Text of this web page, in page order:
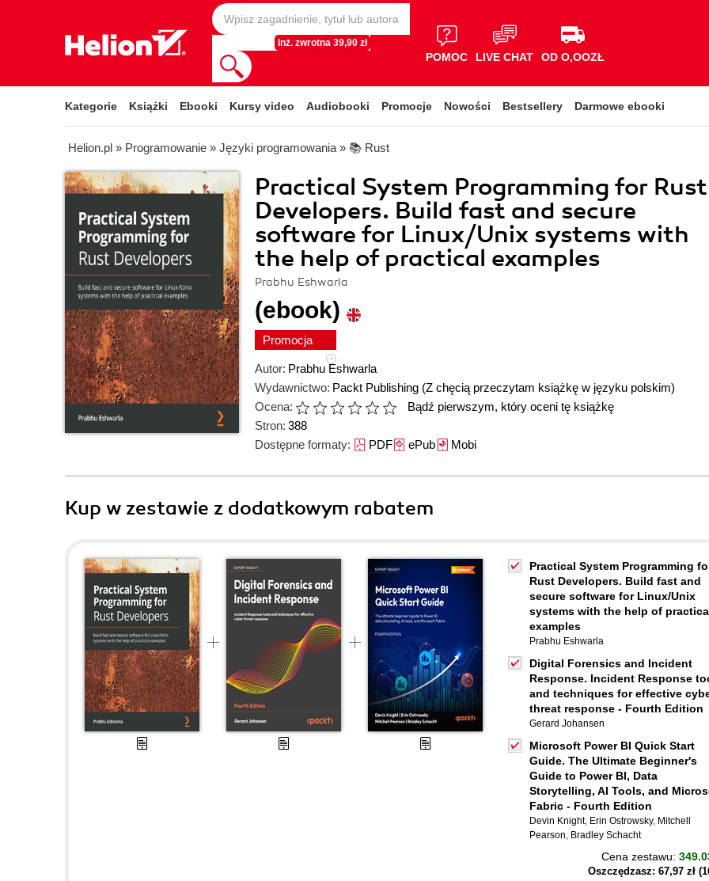
Inż. zwrotna 39,90 zł
POMOC LIVE CHAT OD O,OOZŁ
Kategorie Książki Ebooki Kursy video Audiobooki Promocje Nowości Bestsellery Darmowe ebooki
Helion.pl » Programowanie » Języki programowania » 📚 Rust
Practical System Programming for Rust
Developers. Build fast and secure
software for Linux/Unix systems with
the help of practical examples
Prabhu Eshwarla
(ebook)
Promocja
Autor: Prabhu Eshwarla
Wydawnictwo: Packt Publishing (Z chęcią przeczytam książkę w języku polskim)
Ocena:
Bądź pierwszym, który oceni tę książkę
Stron: 388
Dostępne formaty: PDFePubMobi
Kup w zestawie z dodatkowym rabatem
Practical System Programming
Rust Developers. Build fast and
secure software for Linux/Unix
systems with the help of
examples
Prabhu Eshwarla
Digital Forensics and Incident
Response. Incident Response
and techniques for effective
threat response - Fourth Edition
Gerard Johansen
Microsoft Power BI Quick Start
Guide. The Ultimate Beginner's
Guide to Power BI, Data
Storytelling, AI Tools, and
Fabric - Fourth Edition
Devin Knight, Erin Ostrowsky, Mitchell
Pearson, Bradley Schacht
Cena zestawu:
Oszczędzasz: 67,97 zł